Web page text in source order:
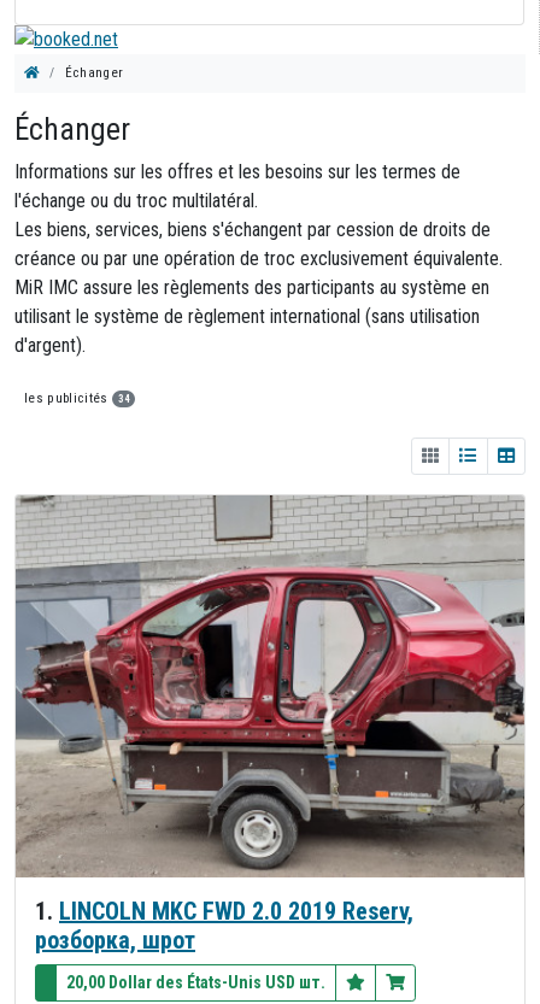
Échanger
Échanger
Informations sur les offres et les besoins sur les termes de
l'échange ou du troc multilatéral.
Les biens, services, biens s'échangent par cession de droits de
créance ou par une opération de troc exclusivement équivalente.
MiR IMC assure les règlements des participants au système en
utilisant le système de règlement international (sans utilisation
d'argent).
les publicités 34
1. LINCOLN MKC FWD 2.0 2019 Reserv,
розборка, шрот
20,00 Dollar des États-Unis USD шт.